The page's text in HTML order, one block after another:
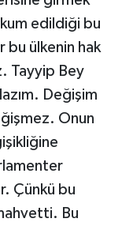
edildiği bu
bu ülkenin hak
Tayyip Bey
Değişim
Onun
Çünkü bu
Bu